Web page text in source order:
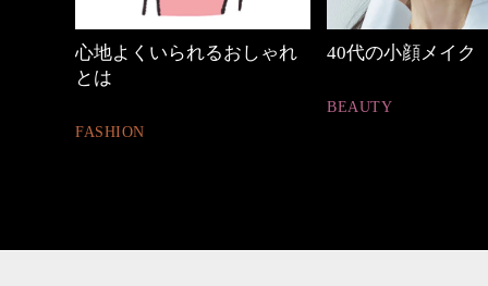
心地よくいられるおしゃれ
とは
FASHION
40代の小顔メイク
BEAUTY